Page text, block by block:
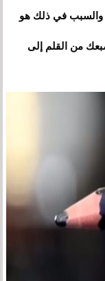
والسبب في ذلك هو
من القلم إلى